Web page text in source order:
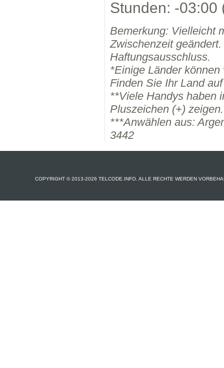
Stunden: -03:00
Bemerkung: Vielleicht
Zwischenzeit
Haftungsausschluss.
*Einige Länder
Finden Sie Ihr Land
**Viele Handys haben
Pluszeichen (+) zeigen.
***Anwählen aus:
3442
COPYRIGHT © 2013-2026 TELCODE.INFO. ALLE RECHTE WERDEN